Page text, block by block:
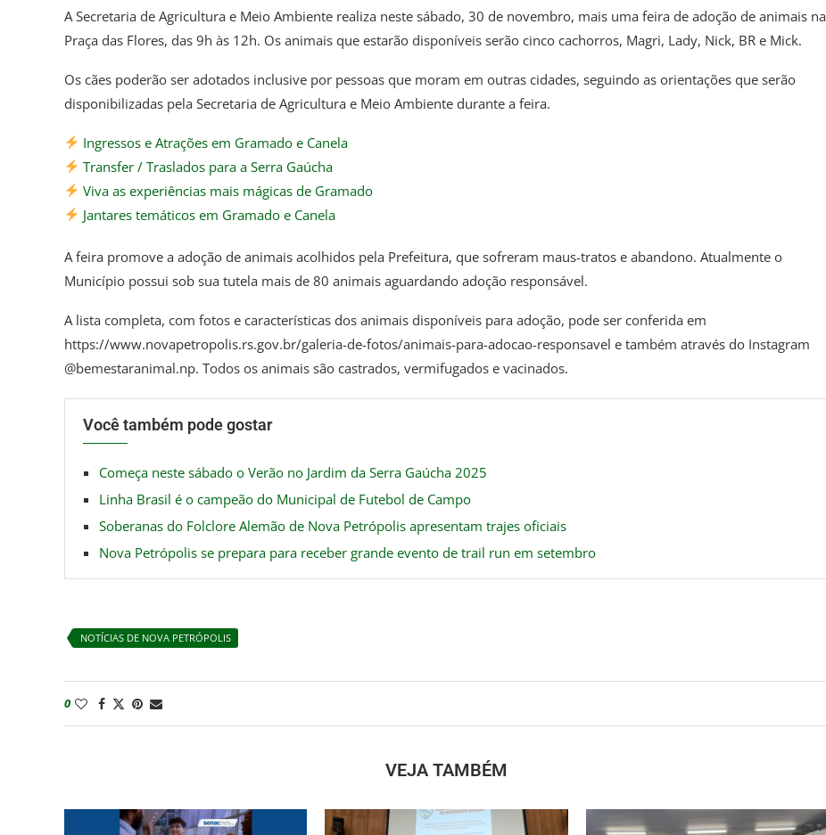
A Secretaria de Agricultura e Meio Ambiente realiza neste sábado, 30 de novembro, mais uma feira de adoção de animais na
Praça das Flores, das 9h às 12h. Os animais que estarão disponíveis serão cinco cachorros, Magri, Lady, Nick, BR e Mick.
Os cães poderão ser adotados inclusive por pessoas que moram em outras cidades, seguindo as orientações que serão
disponibilizadas pela Secretaria de Agricultura e Meio Ambiente durante a feira.
Ingressos e Atrações em Gramado e Canela
Transfer / Traslados para a Serra Gaúcha
Viva as experiências mais mágicas de Gramado
Jantares temáticos em Gramado e Canela
A feira promove a adoção de animais acolhidos pela Prefeitura, que sofreram maus-tratos e abandono. Atualmente o
Município possui sob sua tutela mais de 80 animais aguardando adoção responsável.
A lista completa, com fotos e características dos animais disponíveis para adoção, pode ser conferida em
https://www.novapetropolis.rs.gov.br/galeria-de-fotos/animais-para-adocao-responsavel e também através do Instagram
@bemestaranimal.np. Todos os animais são castrados, vermifugados e vacinados.
Você também pode gostar
Começa neste sábado o Verão no Jardim da Serra Gaúcha 2025
Linha Brasil é o campeão do Municipal de Futebol de Campo
Soberanas do Folclore Alemão de Nova Petrópolis apresentam trajes oficiais
Nova Petrópolis se prepara para receber grande evento de trail run em setembro
NOTÍCIAS DE NOVA PETRÓPOLIS
0
VEJA TAMBÉM